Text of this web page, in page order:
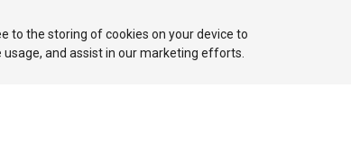
共有しない Your Privacy Choices (Cookie
to the storing of cookies on your device to
and assist in our marketing efforts.